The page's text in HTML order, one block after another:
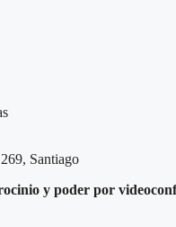
Santiago
y poder por